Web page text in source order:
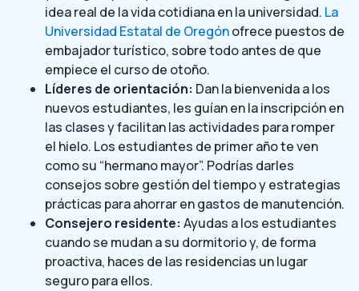
idea real de la vida cotidiana en la universidad. La
Universidad Estatal de Oregónofrece puestos de
embajador turístico, sobre todo antes de que
empiece el curso de otoño.
Líderes de orientación: Dan la bienvenida a los
nuevos estudiantes, les guían en la inscripción en
las clases y facilitan las actividades para romper
el hielo. Los estudiantes de primer año te ven
como su “hermano mayor”. Podrías darles
consejos sobre gestión del tiempo y estrategias
prácticas para ahorrar en gastos de manutención.
Consejero residente: Ayudas a los estudiantes
cuando se mudan a su dormitorio y, de forma
proactiva, haces de las residencias un lugar
seguro para ellos.